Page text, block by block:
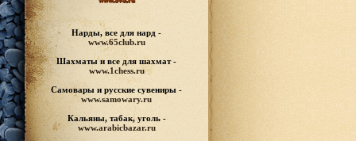
Нарды, все для нард -
www.65club.ru
Шахматыи все для шахмат -
www.1chess.ru
Самовары и русскиесувениры -
www.samowary.ru
Кальяны, табак, уголь -
www.arabicbazar.ru